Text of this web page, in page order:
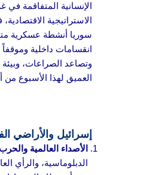
الإنسانية المتفاقمة
الاستراتيجية
سوريا أنشطة عسكرية
انقسامات داخلية
وتصاعد الصراعات، وبيئة
العميق لهذا الأسبوع
إسرائيل والأراضي
الأصداء العالمية
الدبلوماسية، والرأي